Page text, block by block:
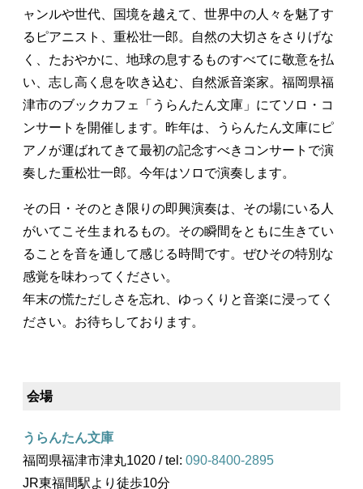
ャンルや世代、国境を越えて、世界中の人々を魅了す
るピアニスト、重松壮一郎。自然の大切さをさりげな
く、たおやかに、地球の息するものすべてに敬意を払
い、志し高く息を吹き込む、自然派音楽家。福岡県福
津市のブックカフェ「うらんたん文庫」にてソロ・コ
ンサートを開催します。昨年は、うらんたん文庫にピ
アノが運ばれてきて最初の記念すべきコンサートで演
奏した重松壮一郎。今年はソロで演奏します。
その日・そのとき限りの即興演奏は、その場にいる人
がいてこそ生まれるもの。その瞬間をともに生きてい
ることを音を通して感じる時間です。ぜひその特別な
感覚を味わってください。
年末の慌ただしさを忘れ、ゆっくりと音楽に浸ってく
ださい。お待ちしております。
会場
うらんたん文庫
福岡県福津市津丸1020 / tel: 090-8400-2895
JR東福間駅より徒歩10分